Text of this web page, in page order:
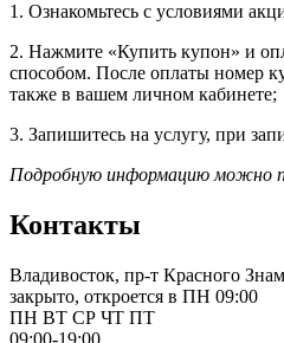
1. Ознакомьтесь с условиями
2. Нажмите «Купить купон» и
способом. После оплаты номер
также в вашем личном кабинете;
3. Запишитесь на услугу, при
Подробную информацию можно
Контакты
Владивосток, пр-т Красного
закрыто, откроется в ПН 09:00
ПН ВТ СР ЧТ ПТ
09:00-19:00